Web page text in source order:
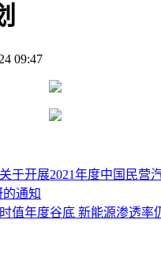
09:47
于开展2021年度中国民营
通知
值年度谷底 新能源渗透率